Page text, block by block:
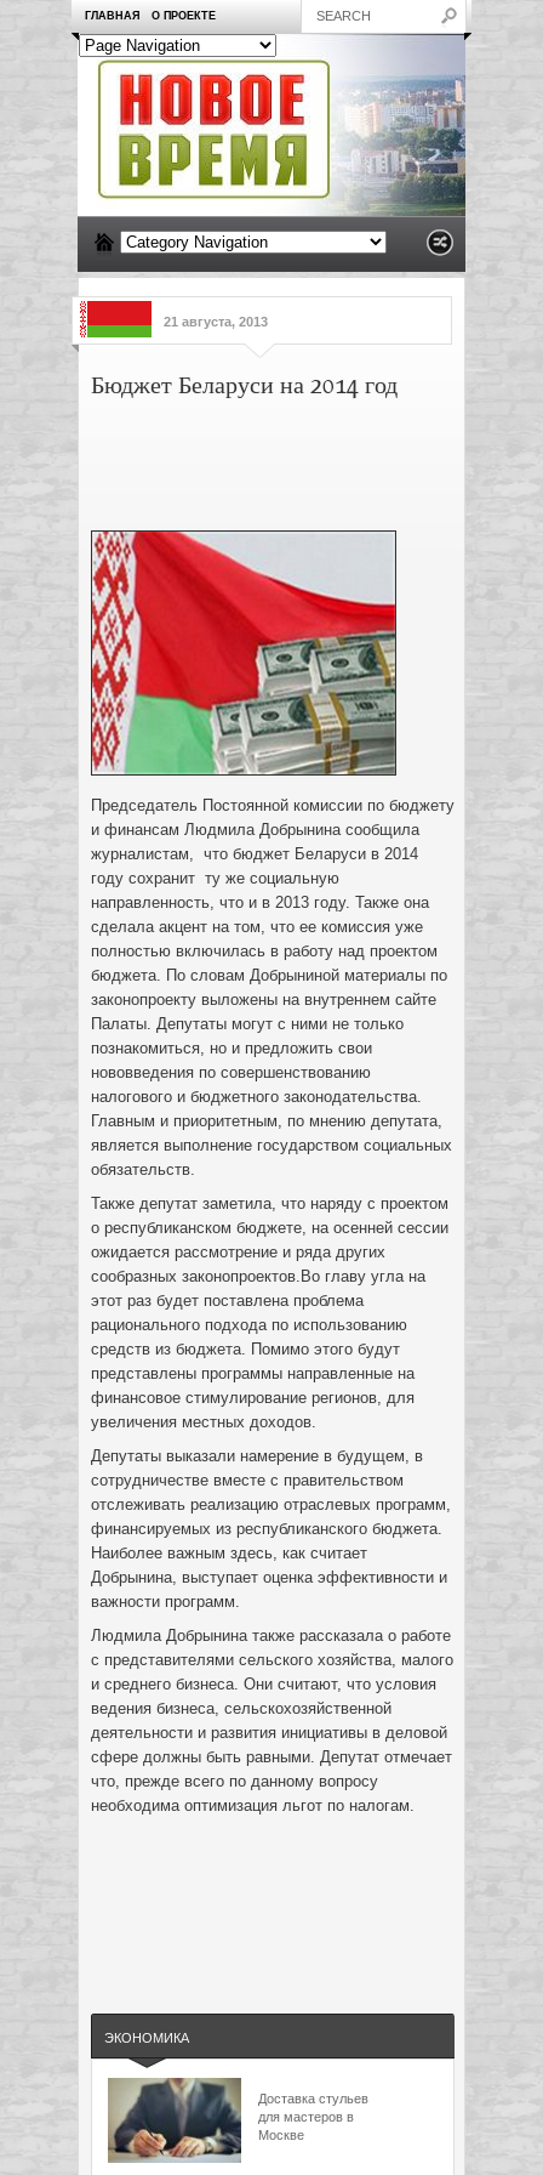
ГЛАВНАЯ О ПРОЕКТЕ
21 августа, 2013
Бюджет Беларуси на 2014 год
Председатель Постоянной комиссии по бюджету
и финансам Людмила Добрынина сообщила
журналистам, что бюджет Беларуси в 2014
году сохранит ту же социальную
направленность, что и в 2013 году. Также она
сделала акцент на том, что ее комиссия уже
полностью включилась в работу над проектом
бюджета. По словам Добрыниной материалы по
законопроекту выложены на внутреннем сайте
Палаты. Депутаты могут с ними не только
познакомиться, но и предложить свои
нововведения по совершенствованию
налогового и бюджетного законодательства.
Главным и приоритетным, по мнению депутата,
является выполнение государством социальных
обязательств.
Также депутат заметила, что наряду с проектом
о республиканском бюджете, на осенней сессии
ожидается рассмотрение и ряда других
сообразных законопроектов.Во главу угла на
этот раз будет поставлена проблема
рационального подхода по использованию
средств из бюджета. Помимо этого будут
представлены программы направленные на
финансовое стимулирование регионов, для
увеличения местных доходов.
Депутаты выказали намерение в будущем, в
сотрудничестве вместе с правительством
отслеживать реализацию отраслевых программ,
финансируемых из республиканского бюджета.
Наиболее важным здесь, как считает
Добрынина, выступает оценка эффективности и
важности программ.
Людмила Добрынина также рассказала о работе
с представителями сельского хозяйства, малого
и среднего бизнеса. Они считают, что условия
ведения бизнеса, сельскохозяйственной
деятельности и развития инициативы в деловой
сфере должны быть равными. Депутат отмечает
что, прежде всего по данному вопросу
необходима оптимизация льгот по налогам.
ЭКОНОМИКА
Доставка стульев
для мастеров в
Москве